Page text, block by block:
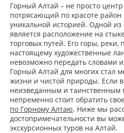
Горный Алтай – не просто
потрясающий по красоте район
уникальной историей. Одной из
является расположение на
торговых путей. Его горы, реки,
настоящему художественные
невозможно передать словами
Горный Алтай для многих стал
жизни и чистой природы. Если
неизведанным и таинственным
непременно стоит обратить
по Горному Алтаю. Ниже мы
достопримечательности вы
экскурсионных туров на Алтай.